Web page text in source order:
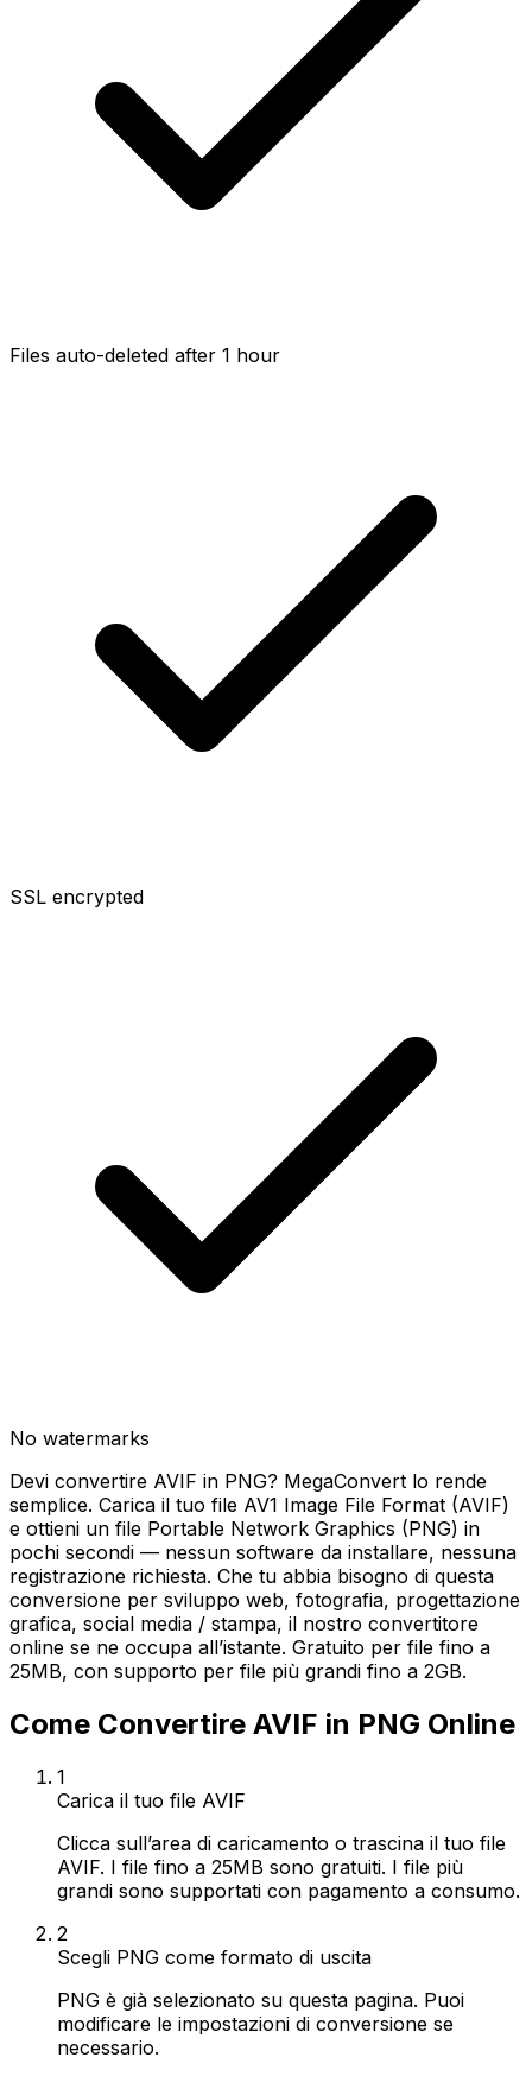
Files auto-deleted after 1 hour
SSL encrypted
No watermarks
Devi convertire AVIF in PNG? MegaConvert lo rende
semplice. Carica il tuo file AV1 Image File Format (AVIF)
e ottieni un file Portable Network Graphics (PNG) in
pochi secondi — nessun software da installare, nessuna
registrazione richiesta. Che tu abbia bisogno di questa
conversione per sviluppo web, fotografia, progettazione
grafica, social media / stampa, il nostro convertitore
online se ne occupa all’istante. Gratuito per file fino a
25MB, con supporto per file più grandi fino a 2GB.
Come Convertire AVIF in PNG Online
1
Carica il tuo file AVIF
Clicca sull’area di caricamento o trascina il tuo file
AVIF. I file fino a 25MB sono gratuiti. I file più
grandi sono supportati con pagamento a consumo.
2
Scegli PNG come formato di uscita
PNG è già selezionato su questa pagina. Puoi
modificare le impostazioni di conversione se
necessario.